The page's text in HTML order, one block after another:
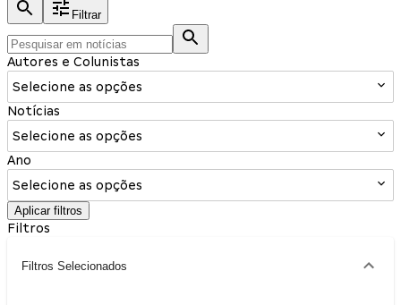
Filtrar
Autores e Colunistas
Selecione as opções
Notícias
Selecione as opções
Ano
Selecione as opções
Aplicar filtros
Filtros
Filtros Selecionados